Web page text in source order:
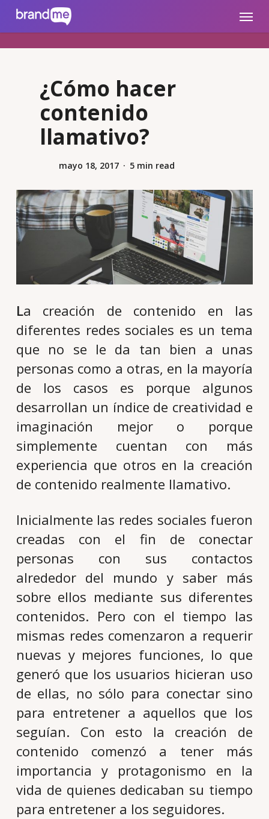
brandme.la Menu
¿Cómo hacer
contenido
llamativo?
mayo 18, 2017 5 min read
La creación de contenido en las
diferentes redes sociales es un tema
que no se le da tan bien a unas
personas como a otras, en la mayoría
de los casos es porque algunos
desarrollan un índice de creatividad e
imaginación mejor o porque
simplemente cuentan con más
experiencia que otros en la creación
de contenido realmente llamativo.
Inicialmente las redes sociales fueron
creadas con el fin de conectar
personas con sus contactos
alrededor del mundo y saber más
sobre ellos mediante sus diferentes
contenidos. Pero con el tiempo las
mismas redes comenzaron a requerir
nuevas y mejores funciones, lo que
generó que los usuarios hicieran uso
de ellas, no sólo para conectar sino
para entretener a aquellos que los
seguían. Con esto la creación de
contenido comenzó a tener más
importancia y protagonismo en la
vida de quienes dedicaban su tiempo
para entretener a los seguidores.